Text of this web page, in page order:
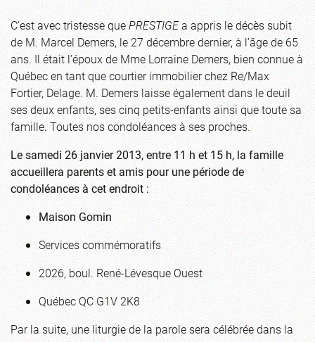
C’est avec tristesse quePRESTIGEa appris le décès subit
de M. Marcel Demers, le 27 décembre dernier, à l’âge de 65
ans. Il était l’époux de Mme Lorraine Demers, bien connue à
Québec en tant que courtier immobilier chez Re/Max
Fortier, Delage. M. Demers laisse également dans le deuil
ses deux enfants, ses cinq petits-enfants ainsi que toute sa
famille. Toutes nos condoléances à ses proches.
Le samedi 26 janvier 2013, entre 11 h et 15 h, la famille
accueillera parents et amis pour une période de
condoléances à cet endroit :
Maison Gomin
Services commémoratifs
2026, boul. René-Lévesque Ouest
Québec QC G1V 2K8
Par la suite, une liturgie de la parole sera célébrée dans la